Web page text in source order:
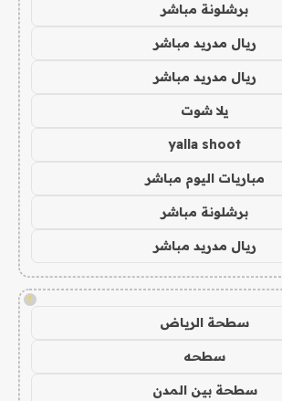
برشلونة مباشر
ريال مدريد مباشر
ريال مدريد مباشر
يلا شوت
yalla shoot
مباريات اليوم مباشر
برشلونة مباشر
ريال مدريد مباشر
!
سطحة الرياض
سطحه
سطحة بين المدن